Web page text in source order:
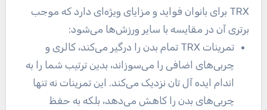
TRX برای بانوان فواید و مزایای ویژه‌ای دارد که موجب
برتری آن در مقایسه با سایر ورزش‌ها می‌شود:
تمرینات TRX تمام بدن را درگیر می‌کند، کالری و
چربی‌های اضافی را می‌سوزاند، بدین ترتیب شما را به
اندام ایده آل تان نزدیک می‌کند. این تمرینات نه تنها
چربی‌های بدن را کاهش می‌دهد، بلکه به حفظ